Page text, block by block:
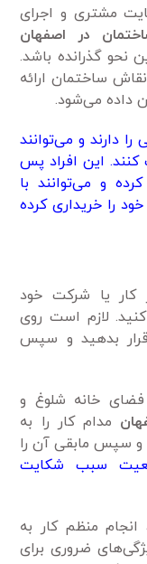
مشتری و اجرای
در اصفهان
نحو گذرانده باشد.
ساختمان ارائه
داده می‌شود.
دارند و می‌توانند
کنند. این افراد پس
و می‌توانند با
خود را خریداری کرده
کار یا شرکت خود
لازم است روی
قرار بدهید و سپس
خانه شلوغ و
مدام کار را به
و سپس مابقی آن را
سبب شکایت
منظم کار به
ضروری برای